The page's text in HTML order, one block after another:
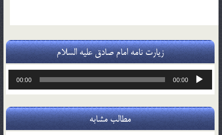
زیارت نامه امام صادق علیه السلام
پخش‌کننده
00:00
00:00
مطالب مشابه